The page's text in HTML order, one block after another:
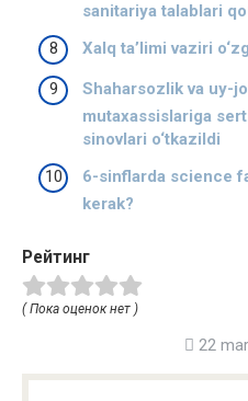
sanitariya talablari
Xalq ta’limi vaziri
Shaharsozlik va uy-
mutaxassislariga
sinovlari o‘tkazildi
6-sinflarda science
kerak?
Рейтинг
( Пока оценок нет )
22